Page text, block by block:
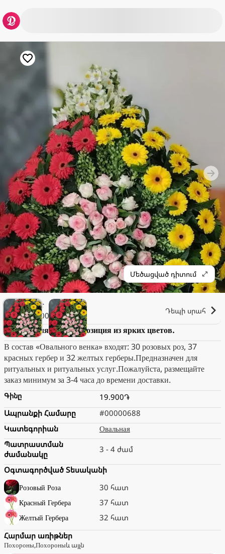
Մեծացված դիտում
Лилит
2.000֏
Դեպի սրահ
Венок: памятная композиция из ярких цветов.
В состав «Овального венка» входят: 30 розовых роз, 37
красных гербер и 32 желтых герберы.Предназначен для
ритуальных и ритуальных услуг.Пожалуйста, размещайте
заказ минимум за 3-4 часа до времени доставки.
Գինը
19.900֏
Ապրանքի Համարը
#00000688
Կատեգորիան
Овальная
Պատրաստման
ժամանակը
3 - 4 ժամ
Օգտագործված Տեսականի
Розовый Роза 30 հատ
Красный Гербера 37 հատ
Желтый Гербера
32 հատ
Հարմար առիթներ
Похороны,Похороныև այլն